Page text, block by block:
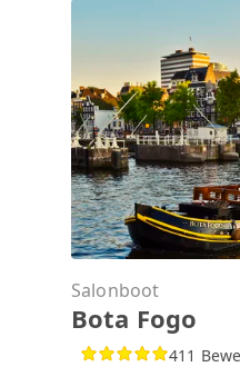
Salonboot
Bota Fogo
411